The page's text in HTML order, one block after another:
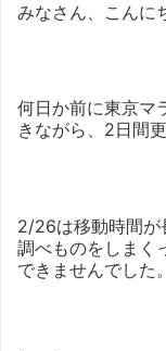
みなさん、こんに
何日か前に東京マ
きながら、2日間
2/26は移動時間が
調べものをしまく
できませんでした。